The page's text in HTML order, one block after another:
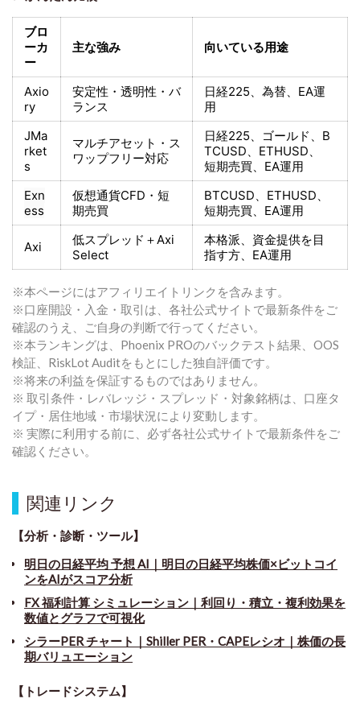
ブロ
ーカ
ー
主な強み 向いている用途
Axio
ry
安定性・透明性・バ
ランス
日経225、為替、EA運
用
JMa
rket
s
マルチアセット・ス
ワップフリー対応
日経225、ゴールド、 B
TCUSD、ETHUSD、
短期売買、EA運用
Exn
ess
仮想通貨CFD・短
期売買
BTCUSD、ETHUSD、
短期売買、EA運用
Axi 低スプレッド＋Axi
Select
本格派、資金提供を目
指す方、EA運用
※本ページにはアフィリエイトリンクを含みます。
※口座開設・入金・取引は、各社公式サイトで最新条件をご
確認のうえ、ご自身の判断で行ってください。
※本ランキングは、Phoenix PROのバックテスト結果、OOS
検証、RiskLot Auditをもとにした独自評価です。
※将来の利益を保証するものではありません。
※ 取引条件・レバレッジ・スプレッド・対象銘柄は、口座タ
イプ・居住地域・市場状況により変動します。
※ 実際に利用する前に、必ず各社公式サイトで最新条件をご
確認ください。
関連リンク
【分析・診断・ツール】
明日の日経平均 予想 AI｜明日の日経平均株価×ビットコイ
ンをAIがスコア分析
FX 福利計算 シミュレーション｜利回り・積立・複利効果を
数値とグラフで可視化
シラーPER チャート ｜ Shiller PER・CAPEレシオ｜株価の長
期バリュエーション
【トレードシステム】